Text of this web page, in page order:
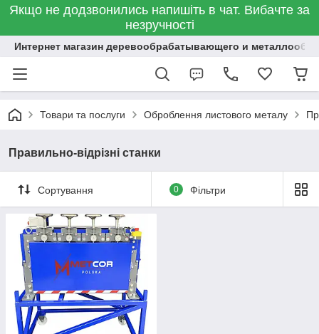
Якщо не додзвонились напишіть в чат. Вибачте за
незручності
Интернет магазин деревообрабатывающего и
Товари та послуги Оброблення листового металу
Правильно-відрізні станки
Сортування 0 Фільтри